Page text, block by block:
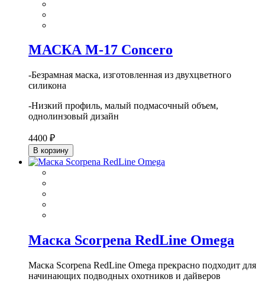
МАСКА М-17 Concero
-Безрамная маска, изготовленная из двухцветного
силикона
-Низкий профиль, малый подмасочный объем,
однолинзовый дизайн
4400 ₽
В корзину
Маска Scorpena RedLine Omega
Маска Scorpena RedLine Omega прекрасно подходит для
начинающих подводных охотников и дайверов